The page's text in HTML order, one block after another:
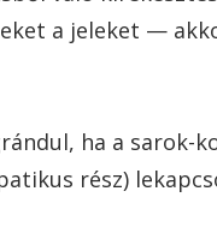
a jeleket —
ha a sarok-
rész)